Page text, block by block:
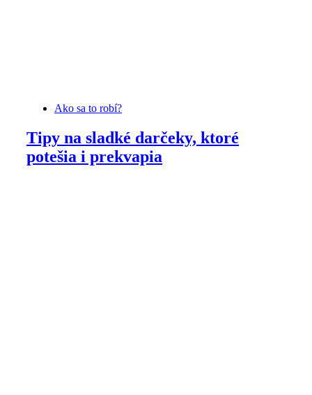
Ako sa to robí?
Tipy na sladké darčeky, ktoré
potešia i prekvapia